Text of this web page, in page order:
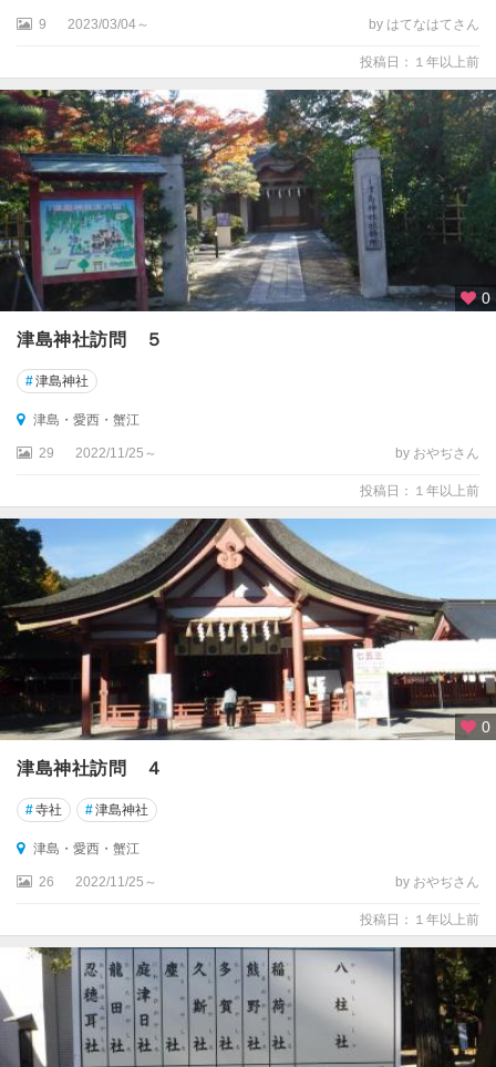
9 2023/03/04～ by はてなはてさん
投稿日：１年以上前
0
津島神社訪問 ５
#津島神社
津島・愛西・蟹江
29 2022/11/25～ by おやぢさん
投稿日：１年以上前
0
津島神社訪問 ４
#寺社 #津島神社
津島・愛西・蟹江
26 2022/11/25～ by おやぢさん
投稿日：１年以上前